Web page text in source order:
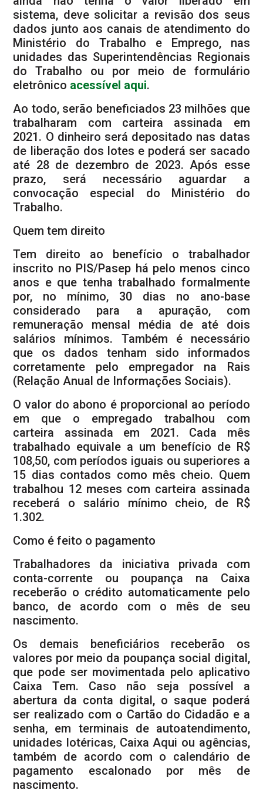
sistema, deve solicitar a revisão dos seus
dados junto aos canais de atendimento do
Ministério do Trabalho e Emprego, nas
unidades das Superintendências Regionais
do Trabalho ou por meio de formulário
eletrônico acessível aqui.
Ao todo, serão beneficiados 23 milhões que
trabalharam com carteira assinada em
2021. O dinheiro será depositado nas datas
de liberação dos lotes e poderá ser sacado
até 28 de dezembro de 2023. Após esse
prazo, será necessário aguardar a
convocação especial do Ministério do
Trabalho.
Quem tem direito
Tem direito ao benefício o trabalhador
inscrito no PIS/Pasep há pelo menos cinco
anos e que tenha trabalhado formalmente
por, no mínimo, 30 dias no ano-base
considerado para a apuração, com
remuneração mensal média de até dois
salários mínimos. Também é necessário
que os dados tenham sido informados
corretamente pelo empregador na Rais
(Relação Anual de Informações Sociais).
O valor do abono é proporcional ao período
em que o empregado trabalhou com
carteira assinada em 2021. Cada mês
trabalhado equivale a um benefício de R$
108,50, com períodos iguais ou superiores a
15 dias contados como mês cheio. Quem
trabalhou 12 meses com carteira assinada
receberá o salário mínimo cheio, de R$
1.302.
Como é feito o pagamento
Trabalhadores da iniciativa privada com
conta-corrente ou poupança na Caixa
receberão o crédito automaticamente pelo
banco, de acordo com o mês de seu
nascimento.
Os demais beneficiários receberão os
valores por meio da poupança social digital,
que pode ser movimentada pelo aplicativo
Caixa Tem. Caso não seja possível a
abertura da conta digital, o saque poderá
ser realizado com o Cartão do Cidadão e a
senha, em terminais de autoatendimento,
unidades lotéricas, Caixa Aqui ou agências,
também de acordo com o calendário de
pagamento escalonado por mês de
nascimento.